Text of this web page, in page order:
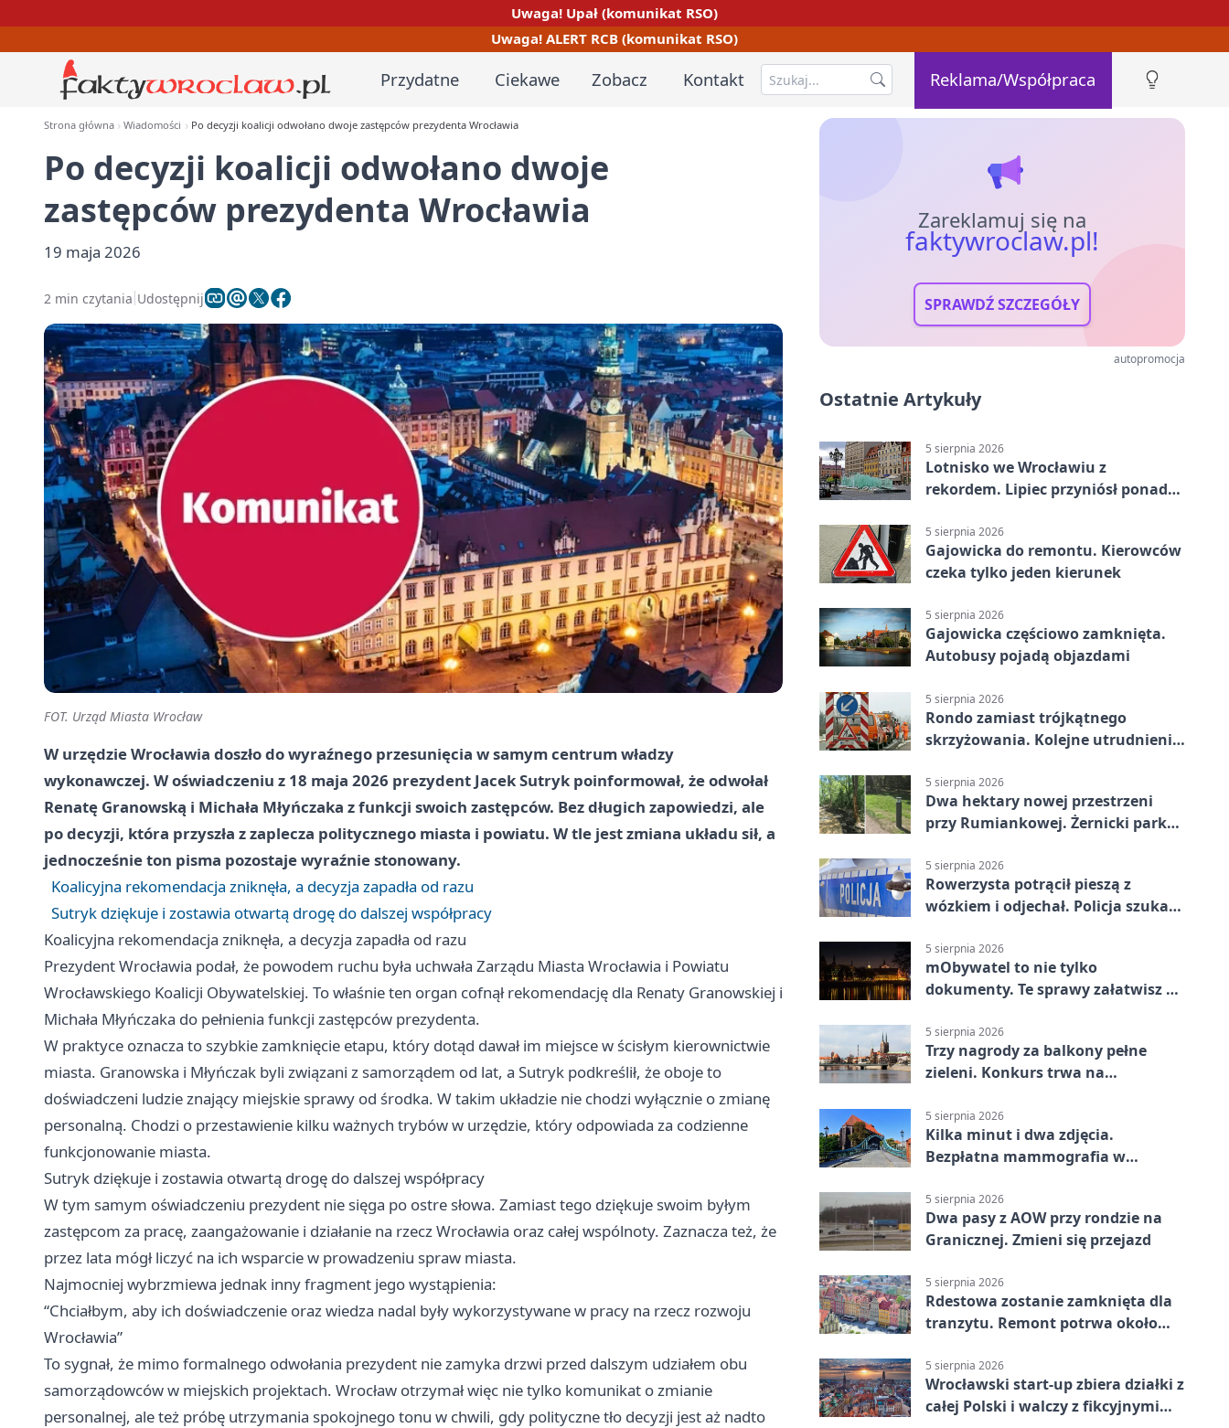
Uwaga! Upał (komunikat RSO)
Uwaga! ALERT RCB (komunikat RSO)
Przydatne Ciekawe Zobacz Kontakt Reklama/Współpraca
Strona główna Wiadomości Po decyzji koalicji odwołano dwoje zastępców prezydenta Wrocławia
Po decyzji koalicji odwołano dwoje
zastępców prezydenta Wrocławia
19 maja 2026
2 min czytania Udostępnij
FOT. Urząd Miasta Wrocław
W urzędzie Wrocławia doszło do wyraźnego przesunięcia w samym centrum władzy
wykonawczej. W oświadczeniu z 18 maja 2026 prezydent Jacek Sutryk poinformował, że odwołał
Renatę Granowską i Michała Młyńczaka z funkcji swoich zastępców. Bez długich zapowiedzi, ale
po decyzji, która przyszła z zaplecza politycznego miasta i powiatu. W tle jest zmiana układu sił, a
jednocześnie ton pisma pozostaje wyraźnie stonowany.
Koalicyjna rekomendacja zniknęła, a decyzja zapadła od razu
Sutryk dziękuje i zostawia otwartą drogę do dalszej współpracy
Koalicyjna rekomendacja zniknęła, a decyzja zapadła od razu
Prezydent Wrocławia podał, że powodem ruchu była uchwała Zarządu Miasta Wrocławia i Powiatu
Wrocławskiego Koalicji Obywatelskiej. To właśnie ten organ cofnął rekomendację dla Renaty Granowskiej i
Michała Młyńczaka do pełnienia funkcji zastępców prezydenta.
W praktyce oznacza to szybkie zamknięcie etapu, który dotąd dawał im miejsce w ścisłym kierownictwie
miasta. Granowska i Młyńczak byli związani z samorządem od lat, a Sutryk podkreślił, że oboje to
doświadczeni ludzie znający miejskie sprawy od środka. W takim układzie nie chodzi wyłącznie o zmianę
personalną. Chodzi o przestawienie kilku ważnych trybów w urzędzie, który odpowiada za codzienne
funkcjonowanie miasta.
Sutryk dziękuje i zostawia otwartą drogę do dalszej współpracy
W tym samym oświadczeniu prezydent nie sięga po ostre słowa. Zamiast tego dziękuje swoim byłym
zastępcom za pracę, zaangażowanie i działanie na rzecz Wrocławia oraz całej wspólnoty. Zaznacza też, że
przez lata mógł liczyć na ich wsparcie w prowadzeniu spraw miasta.
Najmocniej wybrzmiewa jednak inny fragment jego wystąpienia:
“Chciałbym, aby ich doświadczenie oraz wiedza nadal były wykorzystywane w pracy na rzecz rozwoju
Wrocławia”
To sygnał, że mimo formalnego odwołania prezydent nie zamyka drzwi przed dalszym udziałem obu
samorządowców w miejskich projektach. Wrocław otrzymał więc nie tylko komunikat o zmianie
personalnej, ale też próbę utrzymania spokojnego tonu w chwili, gdy polityczne tło decyzji jest aż nadto
Zareklamuj się na
faktywroclaw.pl!
SPRAWDŹ SZCZEGÓŁY
autopromocja
Ostatnie Artykuły
5 sierpnia 2026
Lotnisko we Wrocławiu z
rekordem. Lipiec przyniósł ponad
5 sierpnia 2026
Gajowicka do remontu. Kierowców
czeka tylko jeden kierunek
5 sierpnia 2026
Gajowicka częściowo zamknięta.
Autobusy pojadą objazdami
5 sierpnia 2026
Rondo zamiast trójkątnego
skrzyżowania. Kolejne utrudnienia
5 sierpnia 2026
Dwa hektary nowej przestrzeni
przy Rumiankowej. Żernicki park
5 sierpnia 2026
Rowerzysta potrącił pieszą z
wózkiem i odjechał. Policja szuka
5 sierpnia 2026
mObywatel to nie tylko
dokumenty. Te sprawy załatwisz w
5 sierpnia 2026
Trzy nagrody za balkony pełne
zieleni. Konkurs trwa na
5 sierpnia 2026
Kilka minut i dwa zdjęcia.
Bezpłatna mammografia w
5 sierpnia 2026
Dwa pasy z AOW przy rondzie na
Granicznej. Zmieni się przejazd
5 sierpnia 2026
Rdestowa zostanie zamknięta dla
tranzytu. Remont potrwa około
5 sierpnia 2026
Wrocławski start-up zbiera działki z
całej Polski i walczy z fikcyjnymi